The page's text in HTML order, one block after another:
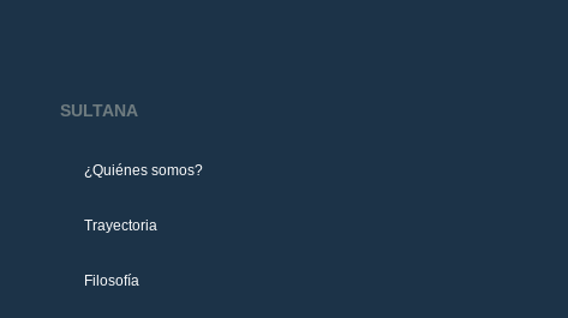
SULTANA
¿Quiénes somos?
Trayectoria
Filosofía